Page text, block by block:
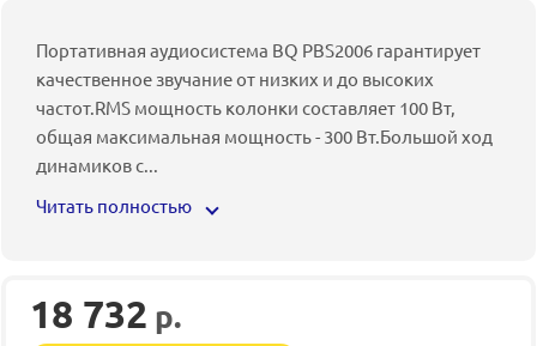
Портативная аудиосистема BQ PBS2006 гарантирует
качественное звучание от низких и до высоких
частот.RMS мощность колонки составляет 100 Вт,
общая максимальная мощность - 300 Вт.Большой ход
динамиков с...
Читать полностью
18 732 р.